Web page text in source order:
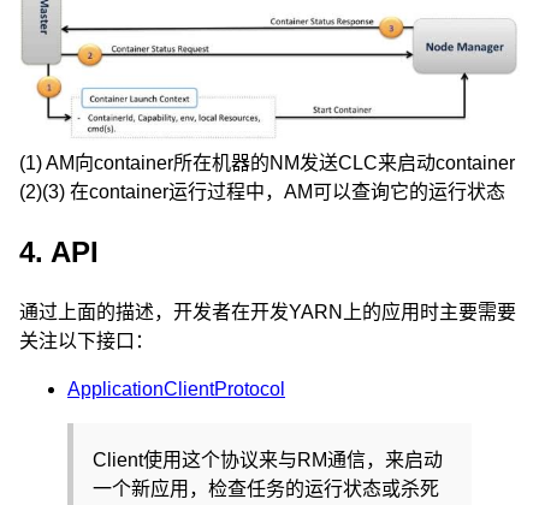
(1) AM向container所在机器的NM发送CLC来启动container
(2)(3) 在container运行过程中，AM可以查询它的运行状态
4. API
通过上面的描述，开发者在开发YARN上的应用时主要需要
关注以下接口：
ApplicationClientProtocol
Client使用这个协议来与RM通信，来启动
一个新应用，检查任务的运行状态或杀死